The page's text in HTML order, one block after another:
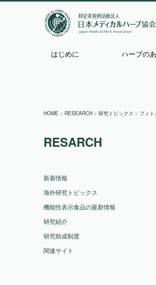
はじめに ハーブの
HOME > RESEARCH > 研究トピックス > フィ
RESARCH
新着情報
海外研究トピックス
機能性表示食品の最新情報
研究紹介
研究助成制度
関連サイト